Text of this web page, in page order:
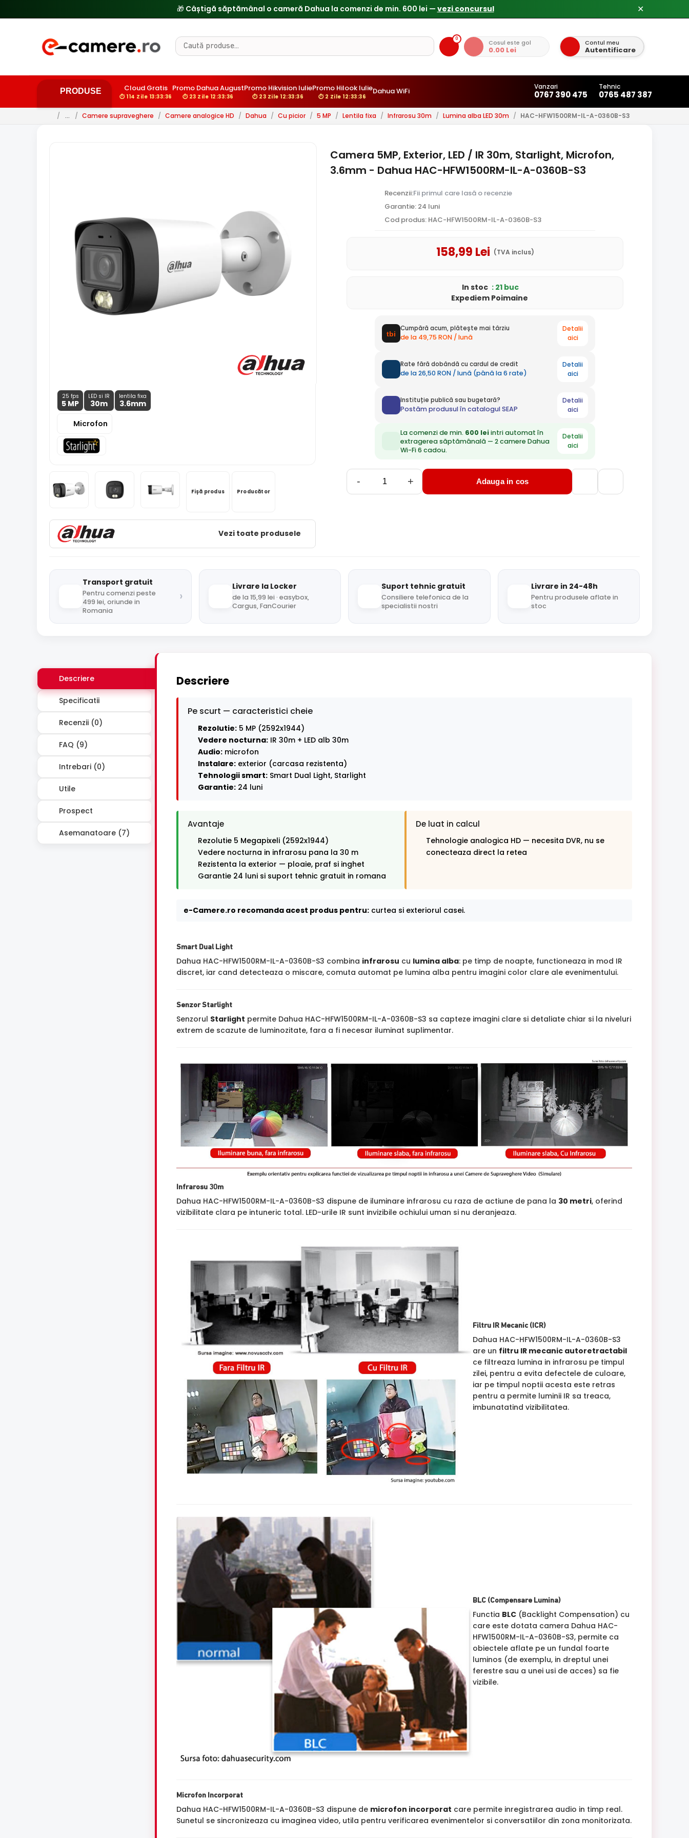
🎁 Câștigă săptămânal o cameră Dahua la comenzi de min. 600 lei — vezi concursul ✕
0 Cosul este gol
0.00 Lei
Contul meu
Autentificare
PRODUSE Cloud Gratis
⏱ 114 Zile 13:33:35
Promo Dahua August
⏱ 23 Zile 12:33:35
Promo Hikvision Iulie
⏱ 23 Zile 12:33:35
Promo Hilook Iulie
⏱ 2 Zile 12:33:35
Dahua WiFi Vanzari
0767 390 475
Tehnic
0765 487 387
/ … / Camere supraveghere / Camere analogice HD / Dahua / Cu picior / 5 MP / Lentila fixa / Infrarosu 30m / Lumina alba LED 30m / HAC-HFW1500RM-IL-A-0360B-S3
25 fps
5 MP
LED si IR
30m
lentila fixa
3.6mm
Microfon
Fișă produs Producător
Vezi toate produsele
Camera 5MP, Exterior, LED / IR 30m, Starlight, Microfon,
3.6mm - Dahua HAC-HFW1500RM-IL-A-0360B-S3
Recenzii:Fii primul care lasă o recenzie
Garantie: 24 luni
Cod produs: HAC-HFW1500RM-IL-A-0360B-S3
158,99 Lei (TVA inclus)
In stoc : 21 buc
Expediem Poimaine
Cumpără acum, plătește mai târziu
de la 49,75 RON / lună
Detalii
aici
Rate fără dobândă cu cardul de credit
de la 26,50 RON / lună (până la 6 rate)
Detalii
aici
Instituție publică sau bugetară?
Postăm produsul în catalogul SEAP
Detalii
aici
La comenzi de min. 600 leiintri automat în
extragerea săptămânală — 2 camere Dahua
Wi-Fi 6 cadou.
Detalii
aici
- + Adauga in cos
Transport gratuit
Pentru comenzi peste
499 lei, oriunde in
Romania
›
Livrare la Locker
de la 15,99 lei · easybox,
Cargus, FanCourier
Suport tehnic gratuit
Consiliere telefonica de la
specialistii nostri
Livrare in 24-48h
Pentru produsele aflate in
stoc
Descriere
Specificatii
Recenzii (0)
FAQ (9)
Intrebari (0)
Utile
Prospect
Asemanatoare (7)
Descriere
Pe scurt — caracteristici cheie
Rezolutie: 5 MP (2592x1944)
Vedere nocturna: IR 30m + LED alb 30m
Audio: microfon
Instalare: exterior (carcasa rezistenta)
Tehnologii smart: Smart Dual Light, Starlight
Garantie: 24 luni
Avantaje
Rezolutie 5 Megapixeli (2592x1944)
Vedere nocturna in infrarosu pana la 30 m
Rezistenta la exterior — ploaie, praf si inghet
Garantie 24 luni si suport tehnic gratuit in romana
De luat in calcul
Tehnologie analogica HD — necesita DVR, nu se
conecteaza direct la retea
e-Camere.ro recomanda acest produs pentru: curtea si exteriorul casei.
Smart Dual Light
Dahua HAC-HFW1500RM-IL-A-0360B-S3 combina infrarosu cu lumina alba: pe timp de noapte, functioneaza in mod IR
discret, iar cand detecteaza o miscare, comuta automat pe lumina alba pentru imagini color clare ale evenimentului.
Senzor Starlight
Senzorul Starlight permite Dahua HAC-HFW1500RM-IL-A-0360B-S3 sa capteze imagini clare si detaliate chiar si la niveluri
extrem de scazute de luminozitate, fara a fi necesar iluminat suplimentar.
Infrarosu 30m
Dahua HAC-HFW1500RM-IL-A-0360B-S3 dispune de iluminare infrarosu cu raza de actiune de pana la 30 metri, oferind
vizibilitate clara pe intuneric total. LED-urile IR sunt invizibile ochiului uman si nu deranjeaza.
Filtru IR Mecanic (ICR)
Dahua HAC-HFW1500RM-IL-A-0360B-S3
are un filtru IR mecanic autoretractabil
ce filtreaza lumina in infrarosu pe timpul
zilei, pentru a evita defectele de culoare,
iar pe timpul noptii acesta este retras
pentru a permite luminii IR sa treaca,
imbunatatind vizibilitatea.
BLC (Compensare Lumina)
Functia BLC(Backlight Compensation) cu
care este dotata camera Dahua HAC-
HFW1500RM-IL-A-0360B-S3, permite ca
obiectele aflate pe un fundal foarte
luminos (de exemplu, in dreptul unei
ferestre sau a unei usi de acces) sa fie
vizibile.
Microfon Incorporat
Dahua HAC-HFW1500RM-IL-A-0360B-S3 dispune de microfon incorporat care permite inregistrarea audio in timp real.
Sunetul se sincronizeaza cu imaginea video, utila pentru verificarea evenimentelor si conversatiilor din zona monitorizata.